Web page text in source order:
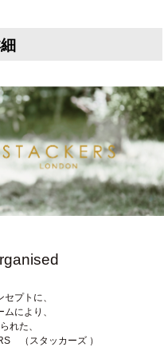
プトに、
により、
れた、
（スタッカーズ ）